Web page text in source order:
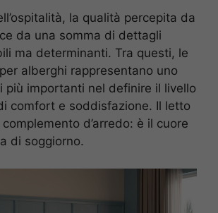
la qualità percepita da
da una somma di dettagli
ma determinanti. Tra questi, le
alberghi rappresentano uno
più importanti nel definire il livello
comfort e soddisfazione. Il letto
d’arredo: è il cuore
di soggiorno.